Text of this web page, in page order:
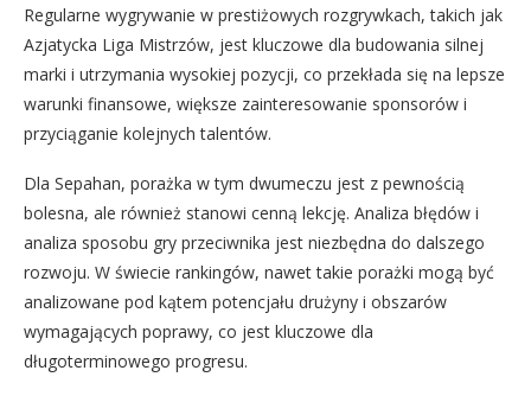
Regularne wygrywanie w prestiżowych rozgrywkach, takich jak
Azjatycka Liga Mistrzów, jest kluczowe dla budowania silnej
marki i utrzymania wysokiej pozycji, co przekłada się na lepsze
warunki finansowe, większe zainteresowanie sponsorów i
przyciąganie kolejnych talentów.
Dla Sepahan, porażka w tym dwumeczu jest z pewnością
bolesna, ale również stanowi cenną lekcję. Analiza błędów i
analiza sposobu gry przeciwnika jest niezbędna do dalszego
rozwoju. W świecie rankingów, nawet takie porażki mogą być
analizowane pod kątem potencjału drużyny i obszarów
wymagających poprawy, co jest kluczowe dla
długoterminowego progresu.